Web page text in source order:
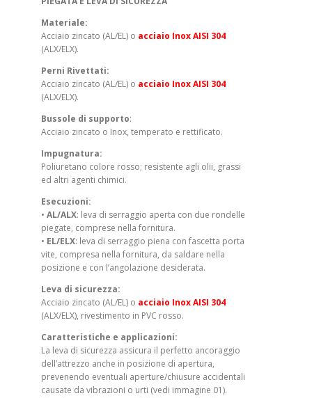
Materiale:
Acciaio zincato (AL/EL) o acciaio Inox AISI 304
(ALX/ELX).
Perni Rivettati:
Acciaio zincato (AL/EL) o acciaio Inox AISI 304
(ALX/ELX).
Bussole di supporto:
Acciaio zincato o Inox, temperato e rettificato.
Impugnatura:
Poliuretano colore rosso; resistente agli olii, grassi
ed altri agenti chimici.
Esecuzioni:
• AL/ALX: leva di serraggio aperta con due rondelle
piegate, comprese nella fornitura.
• EL/ELX: leva di serraggio piena con fascetta porta
vite, compresa nella fornitura, da saldare nella
posizione e con l’angolazione desiderata.
Leva di sicurezza:
Acciaio zincato (AL/EL) o acciaio Inox AISI 304
(ALX/ELX), rivestimento in PVC rosso.
Caratteristiche e applicazioni:
La leva di sicurezza assicura il perfetto ancoraggio
dell’attrezzo anche in posizione di apertura,
prevenendo eventuali aperture/chiusure accidentali
causate da vibrazioni o urti (vedi immagine 01).